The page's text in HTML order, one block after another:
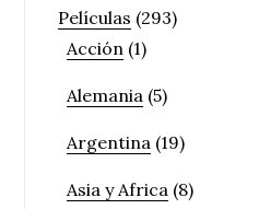
Películas (293)
Acción (1)
Alemania (5)
Argentina (19)
Asia y Africa (8)